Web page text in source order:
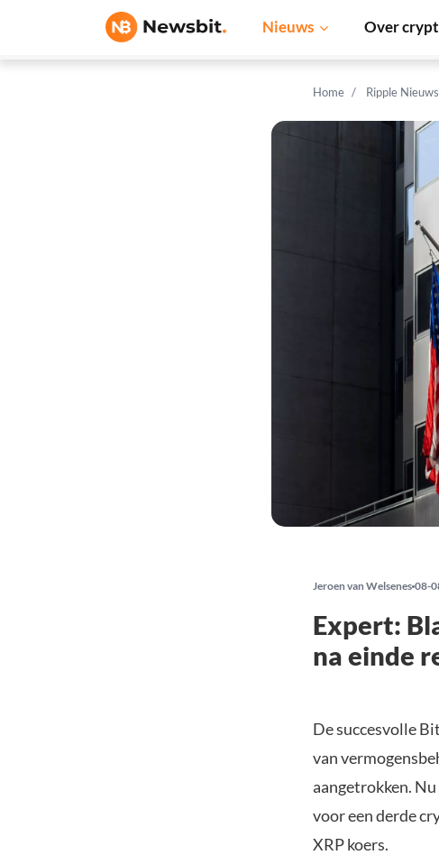
Nieuws Over
Home Ripple Nieuws
Jeroen van Welsenes 08-
Expert:
na einde
De succesvolle
van
aangetrokken.
voor een derde
XRP koers.